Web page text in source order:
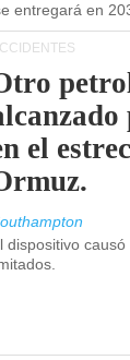
entregará en
el
dispositivo